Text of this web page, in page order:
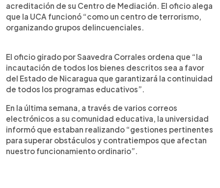
acreditación de su Centro de Mediación. El oficio alega
que la UCA funcionó “como un centro de terrorismo,
organizando grupos delincuenciales.
El oficio girado por Saavedra Corrales ordena que “la
incautación de todos los bienes descritos sea a favor
del Estado de Nicaragua que garantizará la continuidad
de todos los programas educativos”.
En la última semana, a través de varios correos
electrónicos a su comunidad educativa, la universidad
informó que estaban realizando “gestiones pertinentes
para superar obstáculos y contratiempos que afectan
nuestro funcionamiento ordinario”.